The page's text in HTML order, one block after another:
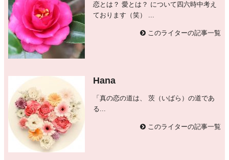
恋とは？ 愛とは？ について四六時中考え
ております（笑） ...
このライターの記事一覧
Hana
「真の恋の道は、 茨（いばら）の道であ
る...
このライターの記事一覧